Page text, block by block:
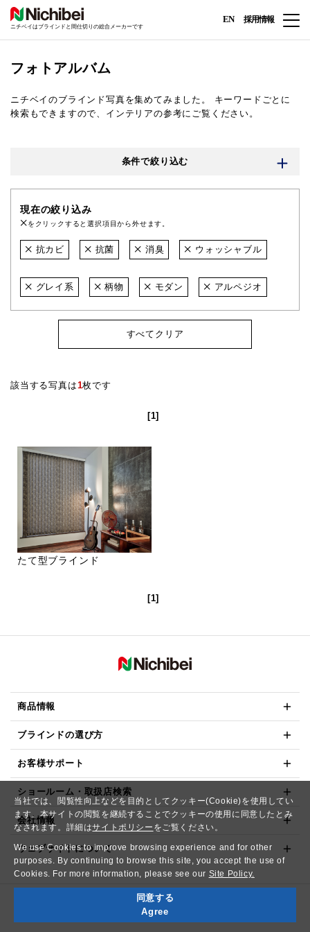
当社では、閲覧性向上などを目的としてクッキー(Cookie)を使用してい
ます。本サイトの閲覧を継続することでクッキーの使用に同意したとみ
なされます。詳細はサイトポリシー をご覧ください。
We use Cookies to improve browsing experience and for other
purposes. By continuing to browse this site, you accept the use of
Cookies. For more information, please see our Site Policy.
同意する
Agree
ニチベイはブラインドと間仕切りの総合メーカーです
EN 採用情報
フォトアルバム
ニチベイのブラインド写真を集めてみました。
キーワードごとに
検索もできますので、インテリアの参考にご覧ください。
条件で絞り込む
現在の絞り込み
をクリックすると選択項目から外せます。
抗カビ 抗菌 消臭 ウォッシャブル
グレイ系 柄物 モダン アルペジオ
すべてクリア
該当する写真は1枚です
[1]
たて型ブラインド
[1]
商品情報
ブラインドの選び方
お客様サポート
ショールーム・取扱店検索
会社情報
ウェブサイトについて
Copyright© NICHIBEI CO.,LTD. All Rights Reserved.